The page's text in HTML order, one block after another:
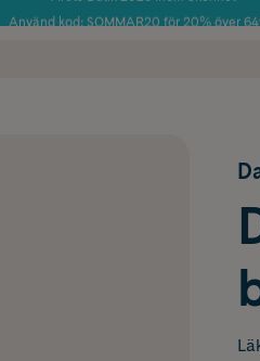
Årets Butik 2025 inom Skönhet
Använd kod: SOMMAR20 för 20% över